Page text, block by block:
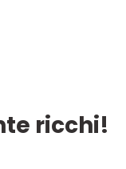
ricchi!